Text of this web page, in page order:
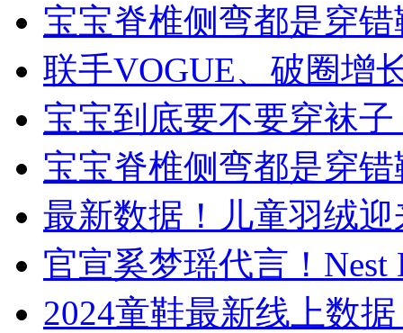
宝宝脊椎侧弯都是穿
联手VOGUE、破圈增
宝宝到底要不要穿袜
宝宝脊椎侧弯都是穿
最新数据！儿童羽绒
官宣奚梦瑶代言！Nest
​2024童鞋最新线上数